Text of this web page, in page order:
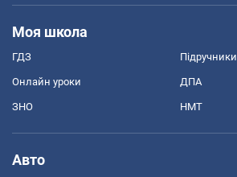
Моя школа
ГДЗ Підручники
Онлайн уроки ДПА
ЗНО НМТ
Авто